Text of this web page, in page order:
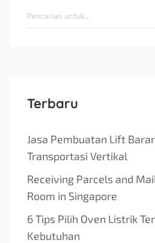
Terbaru
Jasa Pembuatan Lift
Transportasi Vertikal
Receiving Parcels and
Room in Singapore
6 Tips Pilih Oven Listrik
Kebutuhan